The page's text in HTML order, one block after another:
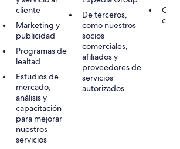
cliente
Marketing y
publicidad
Programas de
lealtad
Estudios de
mercado,
análisis y
capacitación
para mejorar
nuestros
servicios
De terceros,
como nuestros
socios
comerciales,
afiliados y
proveedores de
servicios
autorizados